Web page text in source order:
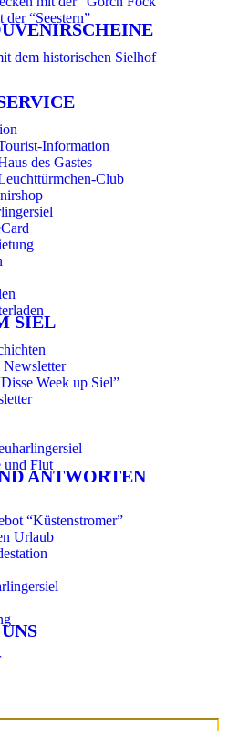
“Seestern”
dem historischen Sielhof
Information
des Gastes
Club
SIEL
Week up Siel”
und Flut
ANTWORTEN
“Küstenstromer”
Urlaub